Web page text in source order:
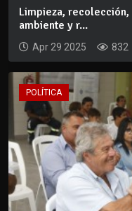
Limpieza,
ambiente y r...
Apr 29 2025 832
POLÍTICA